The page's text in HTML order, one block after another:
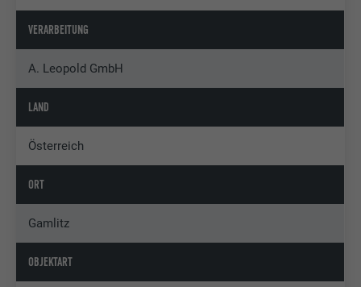
VERARBEITUNG
A. Leopold GmbH
LAND
Österreich
ORT
Gamlitz
OBJEKTART